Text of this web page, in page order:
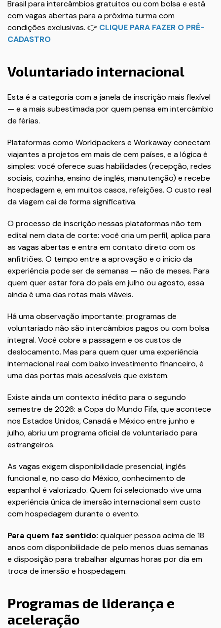
Brasil para intercâmbios gratuitos ou com bolsa e está
com vagas abertas para a próxima turma com
condições exclusivas. 👉 CLIQUE PARA FAZER O PRÉ-
CADASTRO
Voluntariado internacional
Esta é a categoria com a janela de inscrição mais flexível
— e a mais subestimada por quem pensa em intercâmbio
de férias.
Plataformas como Worldpackers e Workaway conectam
viajantes a projetos em mais de cem países, e a lógica é
simples: você oferece suas habilidades (recepção, redes
sociais, cozinha, ensino de inglês, manutenção) e recebe
hospedagem e, em muitos casos, refeições. O custo real
da viagem cai de forma significativa.
O processo de inscrição nessas plataformas não tem
edital nem data de corte: você cria um perfil, aplica para
as vagas abertas e entra em contato direto com os
anfitriões. O tempo entre a aprovação e o início da
experiência pode ser de semanas — não de meses. Para
quem quer estar fora do país em julho ou agosto, essa
ainda é uma das rotas mais viáveis.
Há uma observação importante: programas de
voluntariado não são intercâmbios pagos ou com bolsa
integral. Você cobre a passagem e os custos de
deslocamento. Mas para quem quer uma experiência
internacional real com baixo investimento financeiro, é
uma das portas mais acessíveis que existem.
Existe ainda um contexto inédito para o segundo
semestre de 2026: a Copa do Mundo Fifa, que acontece
nos Estados Unidos, Canadá e México entre junho e
julho, abriu um programa oficial de voluntariado para
estrangeiros.
As vagas exigem disponibilidade presencial, inglês
funcional e, no caso do México, conhecimento de
espanhol é valorizado. Quem foi selecionado vive uma
experiência única de imersão internacional sem custo
com hospedagem durante o evento.
Para quem faz sentido: qualquer pessoa acima de 18
anos com disponibilidade de pelo menos duas semanas
e disposição para trabalhar algumas horas por dia em
troca de imersão e hospedagem.
Programas de liderança e
aceleração